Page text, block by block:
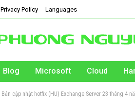
Privacy Policy Languages
Blog Microsoft Cloud
Bản cập nhật hotfix (HU) Exchange Server 23 tháng 4